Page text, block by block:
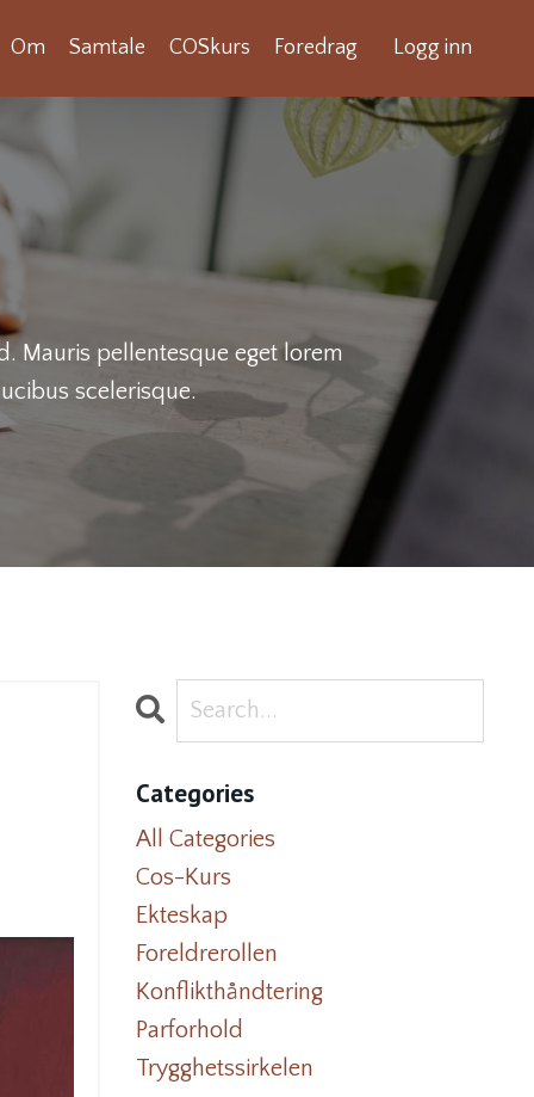
Om Samtale COSkurs Foredrag Logg inn
Mauris pellentesque eget lorem
scelerisque.
Categories
All Categories
Cos-Kurs
Ekteskap
Foreldrerollen
Konflikthåndtering
Parforhold
Trygghetssirkelen